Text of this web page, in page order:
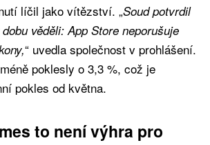
líčil jako vítězství. „Soud potvrdil
věděli: App Store neporušuje
“ uvedla společnost v prohlášení.
poklesly o 3,3 %, což je
pokles od května.
to není výhra pro